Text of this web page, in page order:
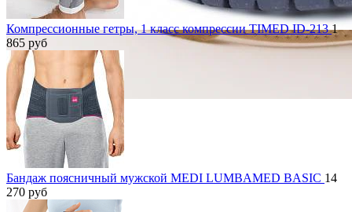
Компрессионные гетры, 1 класс компрессии TIMED ID-2131
865 руб
Бандаж поясничный мужской MEDI LUMBAMED BASIC 14
270 руб